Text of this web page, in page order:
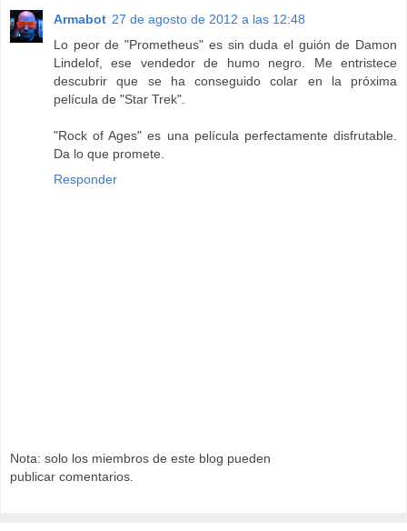
Armabot 27 de agosto de 2012 a las 12:48
Lo peor de "Prometheus" es sin duda el guión de Damon
Lindelof, ese vendedor de humo negro. Me entristece
descubrir que se ha conseguido colar en la próxima
película de "Star Trek".
"Rock of Ages" es una película perfectamente disfrutable.
Da lo que promete.
Responder
Nota: solo los miembros de este blog pueden
publicar comentarios.